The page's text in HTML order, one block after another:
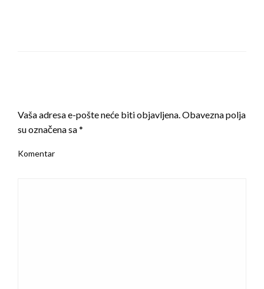
Vaša adresa e-pošte neće biti objavljena.Obavezna polja
su označena sa*
Komentar